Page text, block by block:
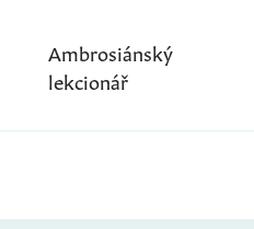
Ambrosiánský
lekcionář